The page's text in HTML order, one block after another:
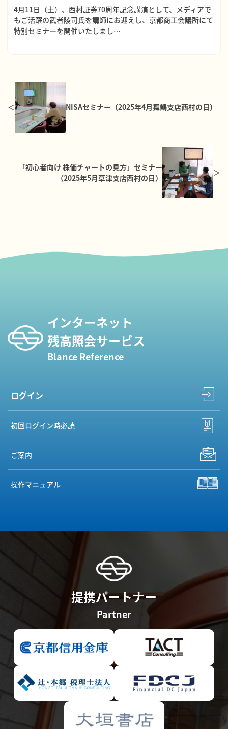
4月11日（土）、西村証券70周年記念講演として、メディアで
もご活躍の武者陵司氏を講師にお迎えし、京都商工会議所にて
特別セミナーを開催いたしまし…
NISAセミナー（2025年4月舞鶴支店西村の日）
「初心者向け 株価チャートの見方」セミナー
（2025年5月草津支店西村の日）
インターネット
残高照会サービス
Blance Reference
ログイン
初回ログイン時必読
ご案内
操作マニュアル
提携パートナー
Partner